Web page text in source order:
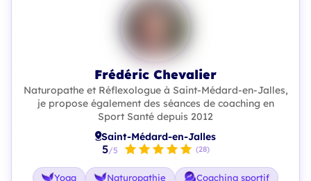
Frédéric Chevalier
Naturopathe et Réflexologue à Saint-Médard-en-Jalles,
je propose également des séances de coaching en
Sport Santé depuis 2012
Saint-Médard-en-Jalles
5/5 (28)
Yoga Naturopathie
Coaching sportif